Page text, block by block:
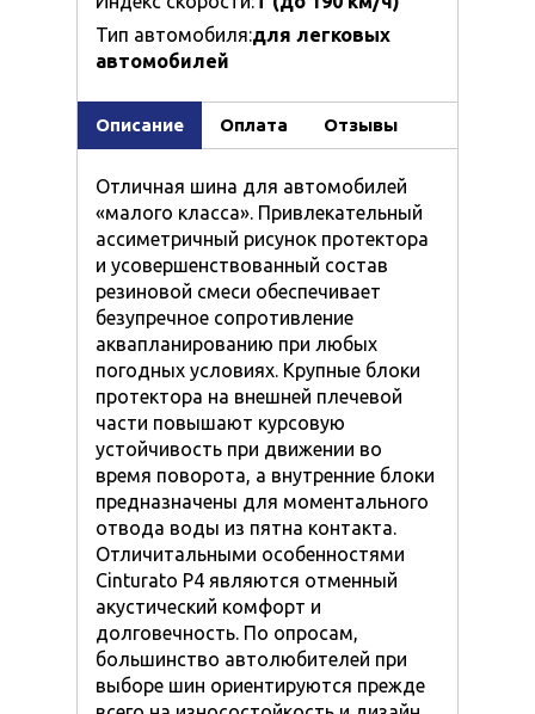
Тип автомобиля:для легковых
автомобилей
Описание Оплата Отзывы
Отличная шина для автомобилей
«малого класса». Привлекательный
ассиметричный рисунок протектора
и усовершенствованный состав
резиновой смеси обеспечивает
безупречное сопротивление
аквапланированию при любых
погодных условиях. Крупные блоки
протектора на внешней плечевой
части повышают курсовую
устойчивость при движении во
время поворота, а внутренние блоки
предназначены для моментального
отвода воды из пятна контакта.
Отличитальными особенностями
Cinturato P4 являются отменный
акустический комфорт и
долговечность. По опросам,
большинство автолюбителей при
выборе шин ориентируются прежде